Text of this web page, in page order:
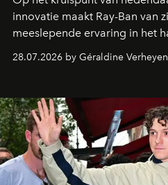
innovatie maakt Ray-Ban van
meeslepende ervaring in het
28.07.2026 by Géraldine Verheyen